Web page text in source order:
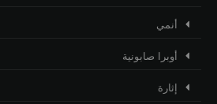
أنمي
أوبرا صابونية
إثارة